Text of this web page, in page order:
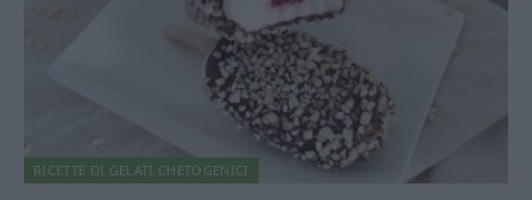
RICETTE DI GELATI CHETOGENICI